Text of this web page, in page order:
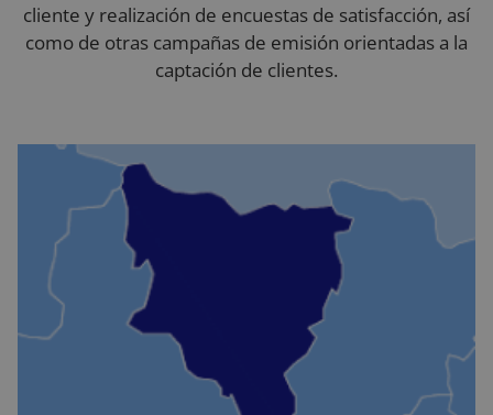
cliente y realización de encuestas de satisfacción, así
como de otras campañas de emisión orientadas a la
captación de clientes.